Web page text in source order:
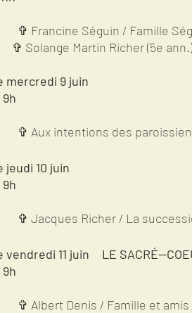
✞ Francine Séguin / Famille
✞ Solange Martin Richer (5e
mercredi 9 juin
9h
✞ Aux intentions des
jeudi 10 juin
9h
✞ Jacques Richer / La
vendredi 11 juin
LE SACRÉ--
9h
	✞ Albert Denis / Famille et amis